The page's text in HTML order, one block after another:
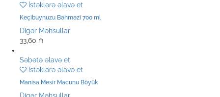
İstəklərə əlavə et
Keçibuynuzu Bəhməzi 700 ml
Digər Məhsullar
33,60 ₼
Səbətə əlavə et
İstəklərə əlavə et
Manisa Mesir Macunu Böyük